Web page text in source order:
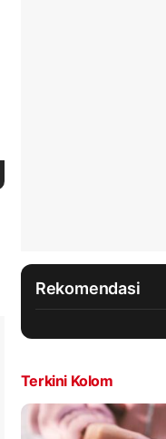
Rekomendasi
Terkini Kolom